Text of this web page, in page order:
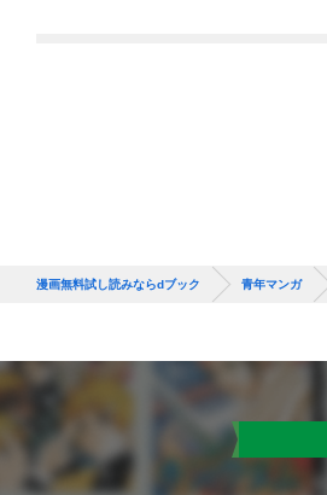
漫画無料試し読みならdブック 青年マンガ